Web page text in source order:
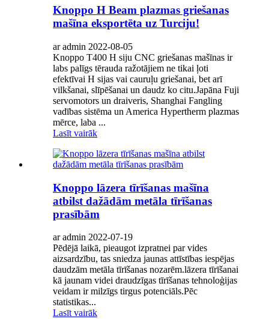
Knoppo H Beam plazmas griešanas
mašīna eksportēta uz Turciju!
ar admin 2022-08-05
Knoppo T400 H siju CNC griešanas mašīnas ir
labs palīgs tērauda ražotājiem ne tikai ļoti
efektīvai H sijas vai cauruļu griešanai, bet arī
vilkšanai, slīpēšanai un daudz ko citu.Japāna Fuji
servomotors un draiveris, Shanghai Fangling
vadības sistēma un America Hypertherm plazmas
mērce, laba ...
Lasīt vairāk
Knoppo lāzera tīrīšanas mašīna
atbilst dažādām metāla tīrīšanas
prasībām
ar admin 2022-07-19
Pēdējā laikā, pieaugot izpratnei par vides
aizsardzību, tas sniedza jaunas attīstības iespējas
daudzām metāla tīrīšanas nozarēm.lāzera tīrīšanai
kā jaunam videi draudzīgas tīrīšanas tehnoloģijas
veidam ir milzīgs tirgus potenciāls.Pēc
statistikas...
Lasīt vairāk